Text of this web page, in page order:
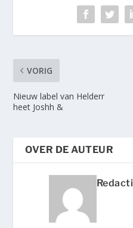
VORIG
Nieuw label van Helderr
heet Joshh &
OVER DE AUTEUR